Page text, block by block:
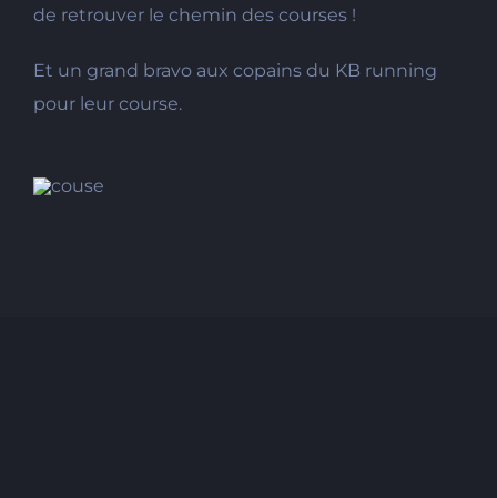
de retrouver le chemin des courses !
Et un grand bravo aux copains du KB running
pour leur course.